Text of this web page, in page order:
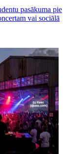
pasākuma pie
vai sociālā